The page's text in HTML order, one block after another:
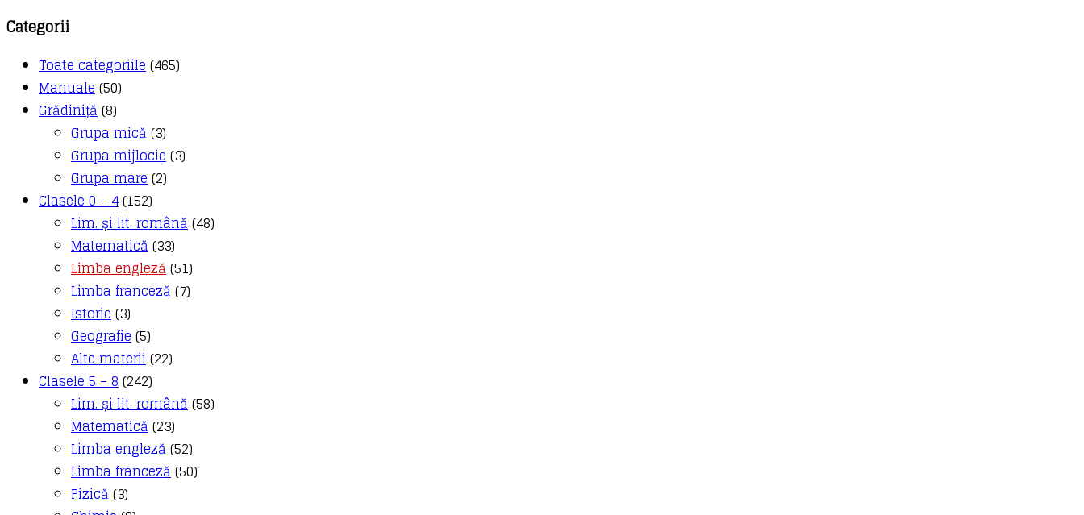
Categorii
Toate categoriile(465)
Manuale(50)
Grădiniță(8)
Grupa mică(3)
Grupa mijlocie(3)
Grupa mare(2)
Clasele 0 – 4(152)
Lim. și lit. română(48)
Matematică(33)
Limba engleză(51)
Limba franceză(7)
Istorie(3)
Geografie(5)
Alte materii(22)
Clasele 5 – 8(242)
Lim. și lit. română(58)
Matematică(23)
Limba engleză(52)
Limba franceză(50)
Fizică(3)